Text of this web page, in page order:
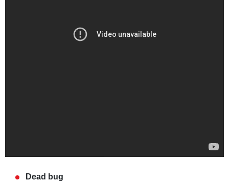
Dead bug